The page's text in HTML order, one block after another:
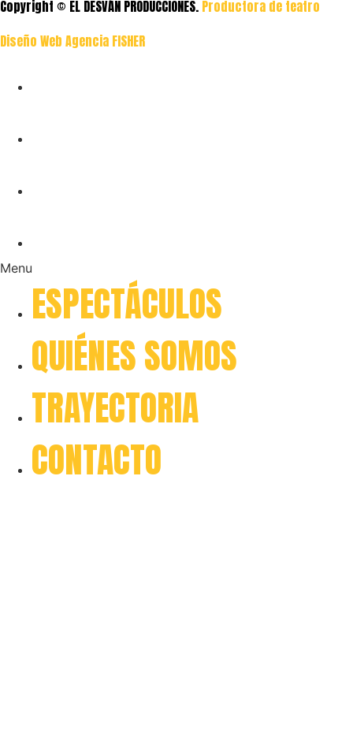
Copyright © EL DESVÁN PRODUCCIONES. Productora de teatro
Diseño Web Agencia FISHER
Menu
ESPECTÁCULOS
QUIÉNES SOMOS
TRAYECTORIA
CONTACTO